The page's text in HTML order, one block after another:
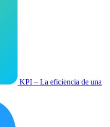
KPI – La eficiencia de una